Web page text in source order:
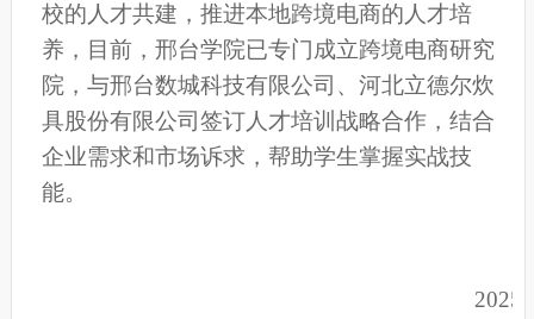
校的人才共建，推进本地跨境电商的人才培
养，目前，邢台学院已专门成立跨境电商研究
院，与邢台数城科技有限公司、河北立德尔炊
具股份有限公司签订人才培训战略合作，结合
企业需求和市场诉求，帮助学生掌握实战技
能。
2025